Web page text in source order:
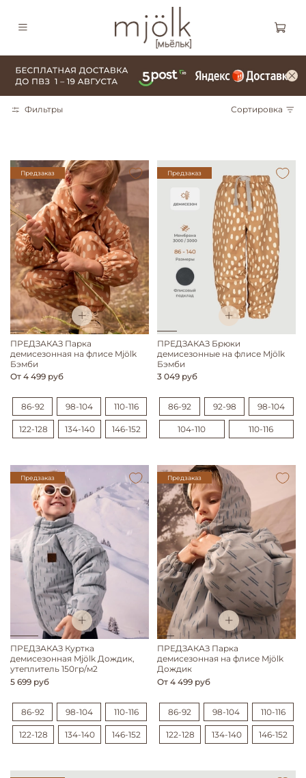
Фильтры Сортировка
Предзаказ
ПРЕДЗАКАЗ Парка
демисезонная на флисе Mjölk
Бэмби
От 4 499 руб
86-92 98-104 110-116
122-128 134-140 146-152
Предзаказ
ПРЕДЗАКАЗ Брюки
демисезонные на флисе Mjölk
Бэмби
3 049 руб
86-92 92-98 98-104
104-110 110-116
Предзаказ
ПРЕДЗАКАЗ Куртка
демисезонная Mjölk Дождик,
утеплитель 150гр/м2
5 699 руб
86-92 98-104 110-116
122-128 134-140 146-152
Предзаказ
ПРЕДЗАКАЗ Парка
демисезонная на флисе Mjölk
Дождик
От 4 499 руб
86-92 98-104 110-116
122-128 134-140 146-152